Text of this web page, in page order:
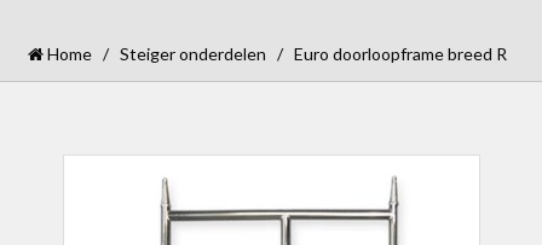
Home / Steiger onderdelen / Euro doorloopframe breed R